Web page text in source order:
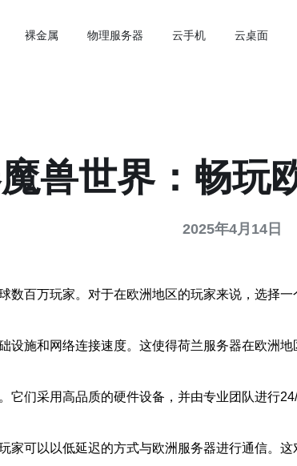
裸金属 物理服务器 云手机 云桌面
兽世界：畅玩
2025年4月14日
数百万玩家。对于在欧洲地区的玩家来说，选择
施和网络连接速度。这使得荷兰服务器在欧洲地
它们采用高品质的硬件设备，并由专业团队进行
家可以以低延迟的方式与欧洲服务器进行通信。